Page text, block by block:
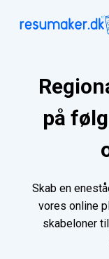
på
Skab en
vores online
skabeloner